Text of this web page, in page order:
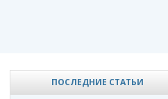
ПОСЛЕДНИЕ СТАТЬИ